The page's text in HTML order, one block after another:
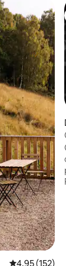
Prosječna
4,95 (152)